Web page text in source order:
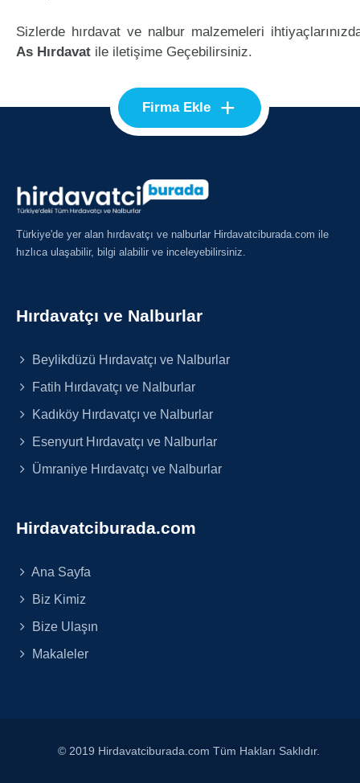
Sizlerde hırdavat ve nalbur malzemeleri
As Hırdavat ile iletişime Geçebilirsiniz.
Firma Ekle +
Türkiye'de yer alan hırdavatçı ve nalburlar Hirdavatciburada.com ile
hızlıca ulaşabilir, bilgi alabilir ve inceleyebilirsiniz.
Hırdavatçı ve Nalburlar
Beylikdüzü Hırdavatçı ve Nalburlar
Fatih Hırdavatçı ve Nalburlar
Kadıköy Hırdavatçı ve Nalburlar
Esenyurt Hırdavatçı ve Nalburlar
Ümraniye Hırdavatçı ve Nalburlar
Hirdavatciburada.com
Ana Sayfa
Biz Kimiz
Bize Ulaşın
Makaleler
© 2019 Hirdavatciburada.com Tüm Hakları Saklıdır.